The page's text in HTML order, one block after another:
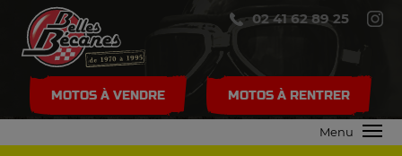
02 41 62 89 25
MOTOS À VENDRE MOTOS À RENTRER
Menu